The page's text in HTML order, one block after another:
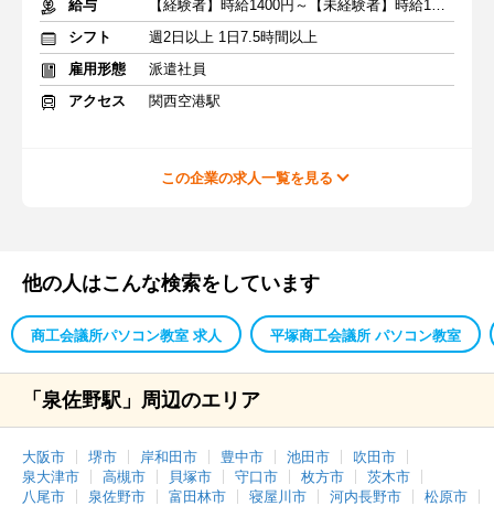
給与
【経験者】時給1400円～【未経験者】時給1300円～＋交通費全額
シフト
週2日以上 1日7.5時間以上
雇用形態
派遣社員
アクセス
関西空港駅
この企業の求人一覧を見る
他の人はこんな検索をしています
商工会議所パソコン教室 求人 平塚商工会議所 パソコン教室
「泉佐野駅」周辺のエリア
大阪市 堺市 岸和田市 豊中市 池田市
吹田市
泉大津市
高槻市 貝塚市 守口市 枚方市
茨木市
八尾市
泉佐野市 富田林市 寝屋川市 河内長野市
松原市